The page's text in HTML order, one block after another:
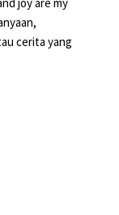
cerita yang